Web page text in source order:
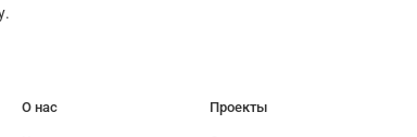
О нас Проекты